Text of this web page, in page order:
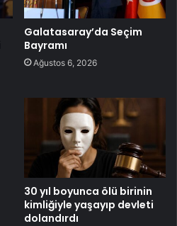
Galatasaray’da Seçim
Bayramı
Ağustos 6, 2026
30 yıl boyunca ölü birinin
kimliğiyle yaşayıp devleti
dolandırdı